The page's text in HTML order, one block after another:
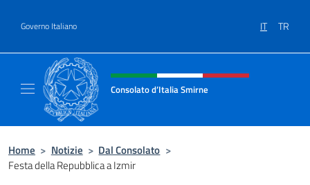
Governo Italiano IT TR
Intestazione sito, social e menù
Consolato d’Italia Smirne
Home > Notizie > Dal Consolato >
Festa della Repubblica a Izmir